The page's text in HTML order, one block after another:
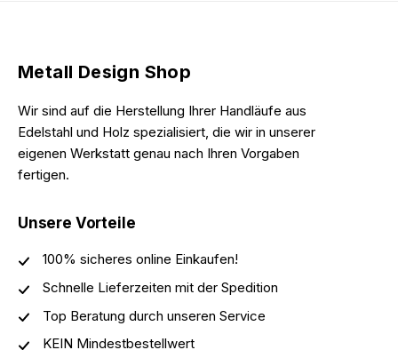
Metall Design Shop
Wir sind auf die Herstellung Ihrer Handläufe aus
Edelstahl und Holz spezialisiert, die wir in unserer
eigenen Werkstatt genau nach Ihren Vorgaben
fertigen.
Unsere Vorteile
100% sicheres online Einkaufen!
Schnelle Lieferzeiten mit der Spedition
Top Beratung durch unseren Service
KEIN Mindestbestellwert